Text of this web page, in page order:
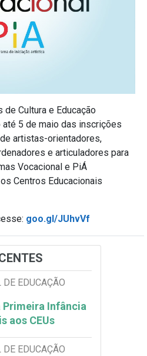
Cultura e Educação
até 5 de maio das inscrições
artistas-orientadores,
e articuladores para
Vocacional e PiÁ
Centros Educacionais
goo.gl/JUhvVf
EDUCAÇÃO
Primeira Infância
aos CEUs
EDUCAÇÃO